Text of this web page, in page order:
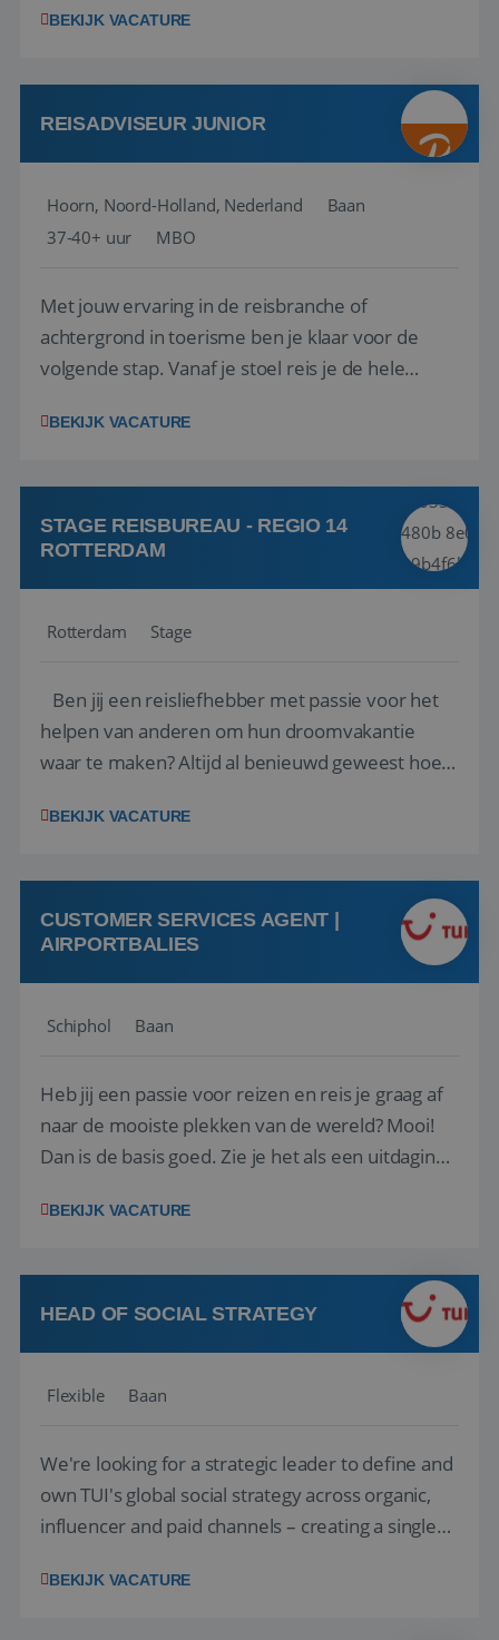
wensen van je team, je klant en wat er in de
klanten te overtuigen om die droomreis te
boeken! ...
BEKIJK VACATURE
REISADVISEUR JUNIOR
Hoorn, Noord-Holland, Nederland
Baan
37-40+ uur
MBO
Met jouw ervaring in de reisbranche of
achtergrond in toerisme ben je klaar voor de
volgende stap. Vanaf je stoel reis je de hele
wensen van je team, je klant en wat er in de
klanten te overtuigen om die droomreis te
boeken! ...
BEKIJK VACATURE
STAGE REISBUREAU - REGIO 14
ROTTERDAM
Rotterdam Stage
Ben jij een reisliefhebber met passie voor het
helpen van anderen om hun droomvakantie
waar te maken? Altijd al benieuwd geweest hoe
van de grootste reisorganisaties? Dan is een
op zoek naar een enthousiaste, leergie...
BEKIJK VACATURE
CUSTOMER SERVICES AGENT |
AIRPORTBALIES
Schiphol Baan
Heb jij een passie voor reizen en reis je graag af
naar de mooiste plekken van de wereld? Mooi!
Dan is de basis goed. Zie je het als een uitdaging
het samenstellen en boeken van de perfecte
deze onderdelen zijn nu samen gevoegd...
BEKIJK VACATURE
HEAD OF SOCIAL STRATEGY
Flexible Baan
We're looking for a strategic leader to define and
own TUI's global social strategy across organic,
influencer and paid channels – creating a single
locally. The role will be published until 18 August
BEKIJK VACATURE